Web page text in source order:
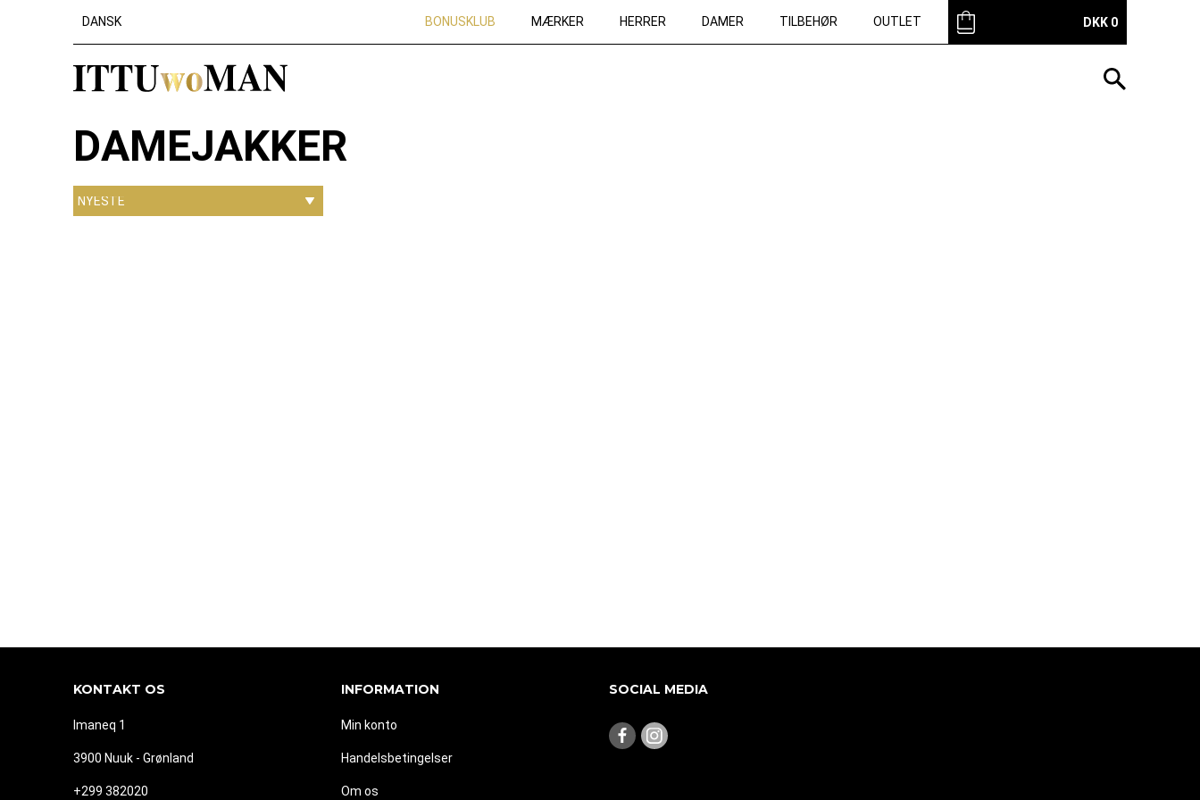
DANSK DKK 0
BONUSKLUB MÆRKER HERRER DAMER TILBEHØR OUTLET
DAMEJAKKER
KONTAKT OS
Imaneq 1
3900 Nuuk - Grønland
+299 382020
INFORMATION
Min konto
Handelsbetingelser
Om os
SOCIAL MEDIA